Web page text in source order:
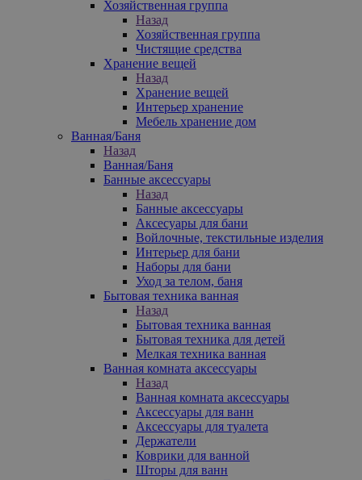
Хозяйственная группа
Назад
Хозяйственная группа
Чистящие средства
Хранение вещей
Назад
Хранение вещей
Интерьер хранение
Мебель хранение дом
Ванная/Баня
Назад
Ванная/Баня
Банные аксессуары
Назад
Банные аксессуары
Аксесуары для бани
Войлочные, текстильные изделия
Интерьер для бани
Наборы для бани
Уход за телом, баня
Бытовая техника ванная
Назад
Бытовая техника ванная
Бытовая техника для детей
Мелкая техника ванная
Ванная комната аксессуары
Назад
Ванная комната аксессуары
Аксессуары для ванн
Аксессуары для туалета
Держатели
Коврики для ванной
Шторы для ванн